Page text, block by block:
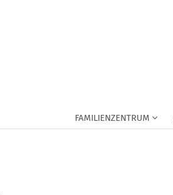
FAMILIENZENTRUM